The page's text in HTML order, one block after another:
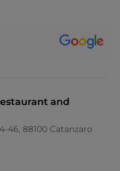
and
46, 88100 Catanzaro